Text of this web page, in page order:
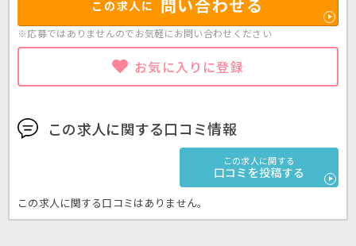
この求人に 問い合わせる
※応募ではありませんのでお気軽にお問い合わせください
お気に入りに登録
この求人に関する口コミ情報
この求人に関する
口コミを投稿する
この求人に関する口コミはありません。